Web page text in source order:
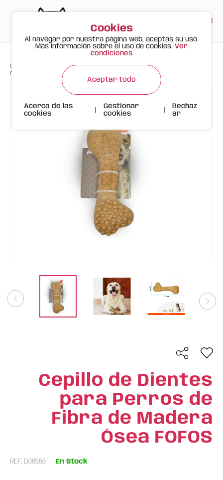
ES
Gato Feliz Productos > >
Cepillo de Dientes para Perros de Fibra de Madera Ósea FOFOS
Cepillo de Dientes
para Perros de
Fibra de Madera
Ósea FOFOS
REF: D08556 En Stock
Cookies
Al navegar por nuestra página web, aceptas su uso.
Más información sobre el uso de cookies. Ver
condiciones
Aceptar todo
Acerca de las
cookies
Gestionar
cookies
Rechaz
ar